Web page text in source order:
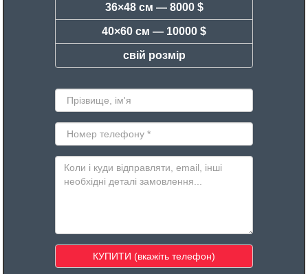
36×48 см — 8000 $
40×60 см — 10000 $
свій розмір